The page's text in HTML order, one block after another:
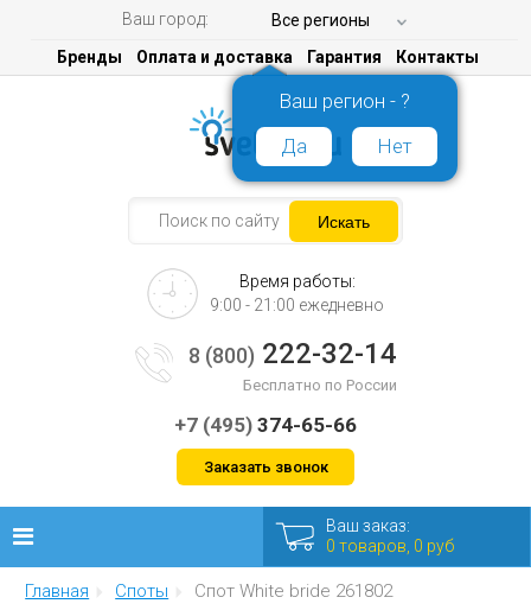
Ваш город: Все регионы
Ваш регион - ?
Да
Нет
Бренды Оплата и доставка Гарантия Контакты
Время работы:
9:00 - 21:00 ежедневно
8 (800) 222-32-14
Бесплатно по России
+7 (495) 374-65-66
Заказать звонок
Люстры
Ваш заказ:
0 товаров, 0 руб
Главная Споты Спот White bride 261802